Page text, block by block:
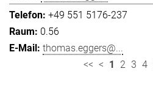
+49 551 5176-237
0.56
thomas.eggers@...
<< < 1 2 3 4